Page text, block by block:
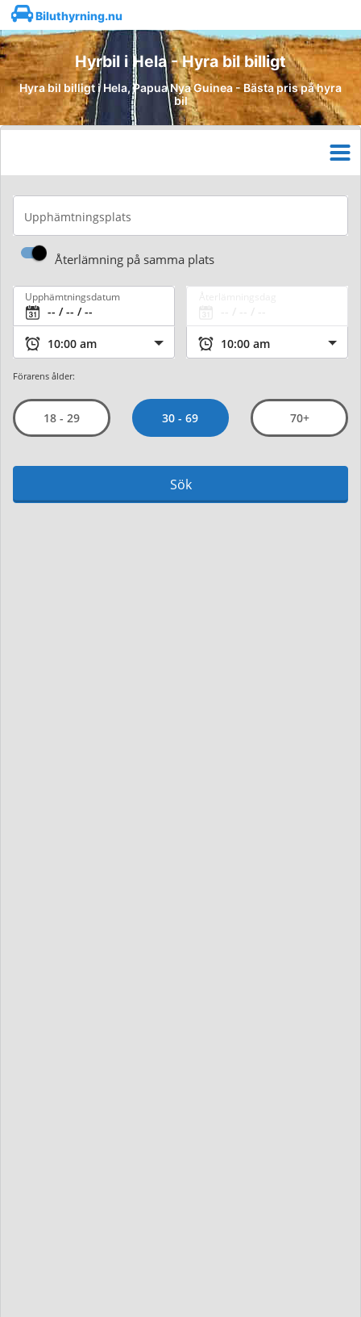
Biluthyrning.nu
Hyrbil i Hela - Hyra bil billigt
Hyra bil billigt i Hela, Papua Nya Guinea - Bästa pris på hyra
bil
Upphämtningsplats
Återlämning på samma plats
Upphämtningsdatum
Förarens ålder:
18 - 29 30 - 69 70+
Sök